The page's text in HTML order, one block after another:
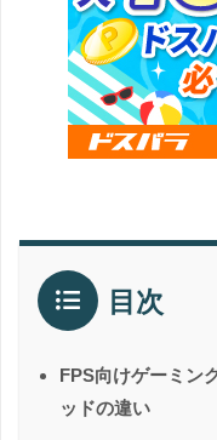
目次
FPS向けゲーミン
ッドの違い